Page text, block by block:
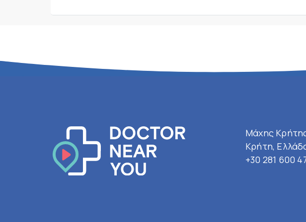
Μάχης Κρήτης
Κρήτη,
+30 281 600